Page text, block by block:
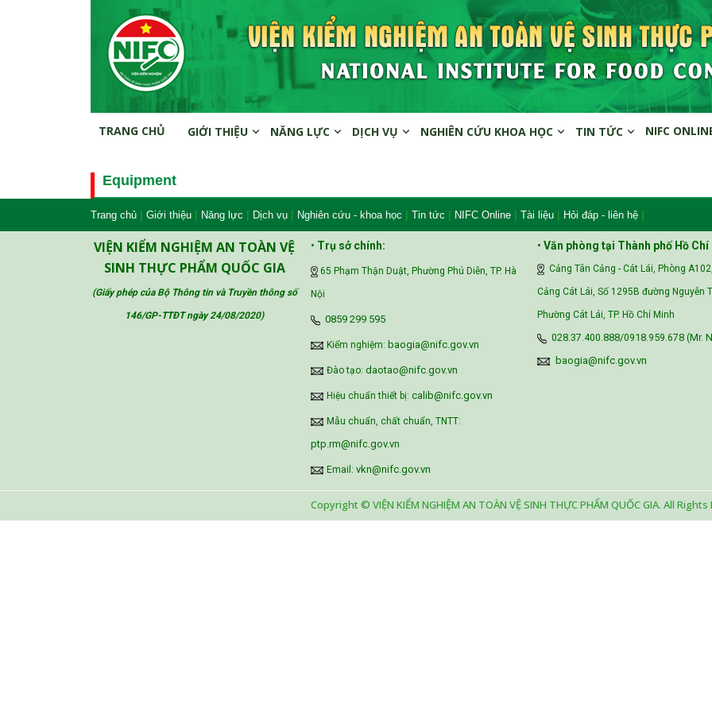
TRANG CHỦ GIỚI THIỆU NĂNG LỰC DỊCH VỤ NGHIÊN CỨU KHOA HỌC TIN TỨC NIFC
Equipment
Trang chủ | Giới thiệu | Năng lực | Dịch vụ | Nghiên cứu - khoa học | Tin tức | NIFC Online | Tài liệu | Hỏi đáp - liên hệ |
VIỆN KIỂM NGHIỆM AN TOÀN VỆ
SINH THỰC PHẨM QUỐC GIA
(Giấy phép của Bộ Thông tin và Truyền thông số
146/GP-TTĐT ngày 24/08/2020)
• Trụ sở chính:
65 Phạm Thận Duật, Phường Phú Diễn, TP. Hà
Nội
‪0859 299 595‬
Kiểm nghiệm: baogia@nifc.gov.vn
Đào tạo: daotao@nifc.gov.vn
Hiệu chuẩn thiết bị: calib@nifc.gov.vn
Mẫu chuẩn, chất chuẩn, TNTT:
ptp.rm@nifc.gov.vn
Email: vkn@nifc.gov.vn
• Văn phòng tại Thành phố Hồ Chí
Cảng Tân Cảng - Cát Lái, Phòng
Cảng Cát Lái, Số 1295B đường Nguyễn
Phường Cát Lái, TP. Hồ Chí Minh
028.37.400.888/0918.959.678 (Mr.
baogia@nifc.gov.vn
Copyright © VIỆN KIỂM NGHIỆM AN TOÀN VỆ SINH THỰC PHẨM QUỐC GIA. All